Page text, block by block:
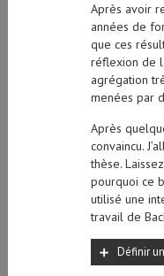
Après avoir
années de
que ces
réflexion de
agrégation
menées par
Après
convaincu.
thèse.
pourquoi ce
utilisé une
travail de
Définir